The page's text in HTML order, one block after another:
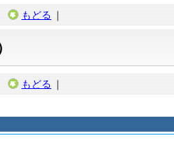
もどる ｜
もどる ｜